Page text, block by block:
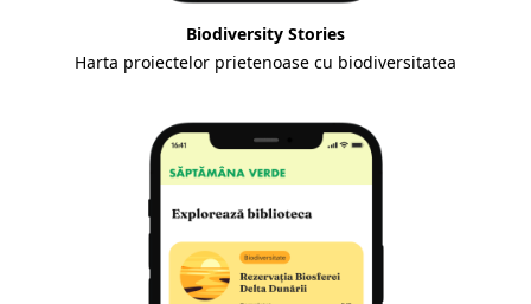
Biodiversity Stories
Harta proiectelor prietenoase cu biodiversitatea